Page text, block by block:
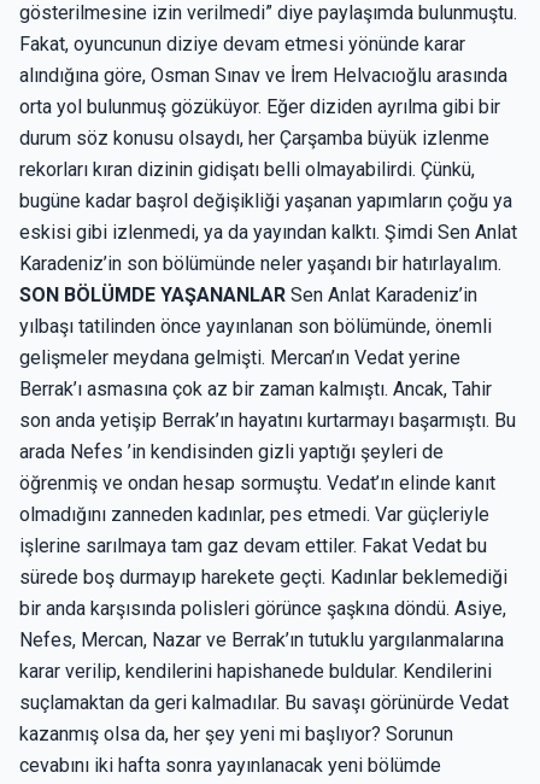
gösterilmesine izin verilmedi” diye paylaşımda bulunmuştu.
Fakat, oyuncunun diziye devam etmesi yönünde karar
alındığına göre, Osman Sınav ve İrem Helvacıoğlu arasında
orta yol bulunmuş gözüküyor. Eğer diziden ayrılma gibi bir
durum söz konusu olsaydı, her Çarşamba büyük izlenme
rekorları kıran dizinin gidişatı belli olmayabilirdi. Çünkü,
bugüne kadar başrol değişikliği yaşanan yapımların çoğu ya
eskisi gibi izlenmedi, ya da yayından kalktı. Şimdi Sen Anlat
Karadeniz’in son bölümünde neler yaşandı bir hatırlayalım.
SON BÖLÜMDE YAŞANANLAR Sen Anlat Karadeniz’in
yılbaşı tatilinden önce yayınlanan son bölümünde, önemli
gelişmeler meydana gelmişti. Mercan’ın Vedat yerine
Berrak’ı asmasına çok az bir zaman kalmıştı. Ancak, Tahir
son anda yetişip Berrak’ın hayatını kurtarmayı başarmıştı. Bu
arada Nefes ’in kendisinden gizli yaptığı şeyleri de
öğrenmiş ve ondan hesap sormuştu. Vedat’ın elinde kanıt
olmadığını zanneden kadınlar, pes etmedi. Var güçleriyle
işlerine sarılmaya tam gaz devam ettiler. Fakat Vedat bu
sürede boş durmayıp harekete geçti. Kadınlar beklemediği
bir anda karşısında polisleri görünce şaşkına döndü. Asiye,
Nefes, Mercan, Nazar ve Berrak’ın tutuklu yargılanmalarına
karar verilip, kendilerini hapishanede buldular. Kendilerini
suçlamaktan da geri kalmadılar. Bu savaşı görünürde Vedat
kazanmış olsa da, her şey yeni mi başlıyor? Sorunun
cevabını iki hafta sonra yayınlanacak yeni bölümde